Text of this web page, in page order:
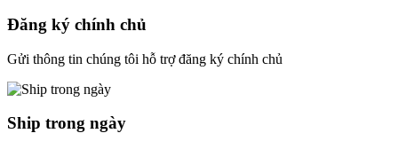
Đăng ký chính chủ
Gửi thông tin chúng tôi hỗ trợ đăng ký chính chủ
Ship trong ngày